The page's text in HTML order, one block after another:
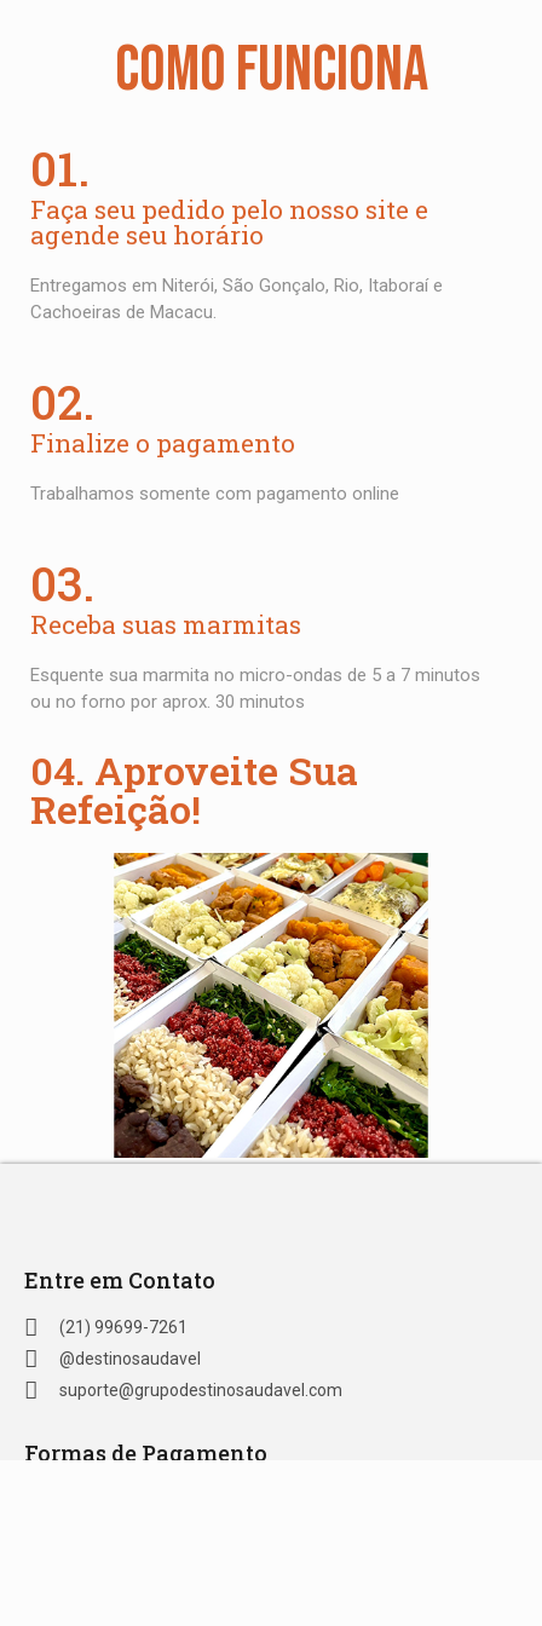
COMO FUNCIONA
01.
Faça seu pedido pelo nosso site e
agende seu horário
Entregamos em Niterói, São Gonçalo, Rio, Itaboraí e
Cachoeiras de Macacu.
02.
Finalize o pagamento
Trabalhamos somente com pagamento online
03.
Receba suas marmitas
Esquente sua marmita no micro-ondas de 5 a 7 minutos
ou no forno por aprox. 30 minutos
04. Aproveite Sua
Refeição!
Entre em Contato
(21) 99699-7261
@destinosaudavel
suporte@grupodestinosaudavel.com
Formas de Pagamento